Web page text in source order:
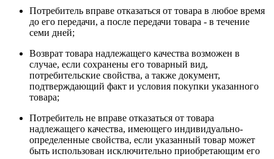
Потребитель вправе отказаться от товара в любое время
до его передачи, а после передачи товара - в течение
семи дней;
Возврат товара надлежащего качества возможен в
случае, если сохранены его товарный вид,
потребительские свойства, а также документ,
подтверждающий факт и условия покупки указанного
товара;
Потребитель не вправе отказаться от товара
надлежащего качества, имеющего индивидуально-
определенные свойства, если указанный товар может
быть использован исключительно приобретающим его